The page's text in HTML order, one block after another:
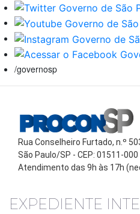
/governosp
Rua Conselheiro Furtado, n.º
São Paulo/SP - CEP: 01511-000
Atendimento das 9h às 17h
EXPEDIENTE